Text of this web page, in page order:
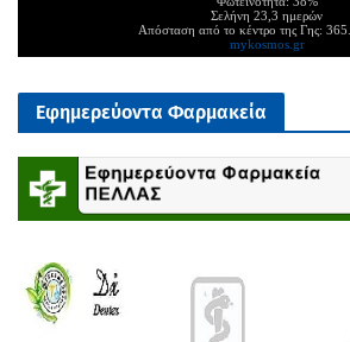
Σελήνη 23,3 ημερών
Απόσταση από το κέντρο της Γης:
mykosmos.gr
Εφημερεύοντα Φαρμακεία